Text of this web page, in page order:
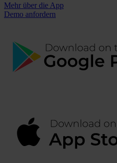
Mehr über die App
Demo anfordern